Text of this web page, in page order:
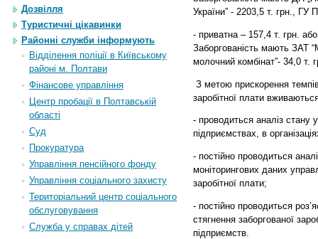
Дозвілля
Туристичні цікавинки
Районні служби інформують
Відділення поліції в Київському
районі м. Полтави
Фінансове управління
Центр пробації в Полтавській
області
Суд
Прокуратура
Управління пенсійного фонду
Управління соціального захисту
Територіальний центр соціального
обслуговування
Служба у справах дітей
України” - 2203,5 т. грн., ГУ
- приватна – 157,4 т. грн.
Заборгованість мають ЗАТ
молочний комбінат”- 34,0 т.
З метою прискорення
заробітної плати
- проводиться аналіз стану
підприємствах, в
- постійно проводиться
моніторингових даних
заробітної плати;
- постійно проводиться
стягнення заборгованої
підприємств.